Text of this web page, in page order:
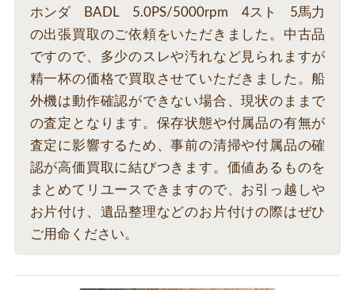
ホンダ BADL 5.0PS/5000rpm 4スト 5馬力
の出張買取のご依頼をいただきました。中古品
ですので、多少のスレや汚れなど見られますが
精一杯の価格で買取させていただきました。船
外機は動作確認ができない場合、現状のままで
の査定となります。保存状態や付属品の有無が
査定に影響するため、事前の清掃や付属品の確
認が高価買取に結びつきます。価値あるものを
まとめてリユースできますので、お引っ越しや
お片付け、遺品整理などのお片付けの際はぜひ
ご用命ください。